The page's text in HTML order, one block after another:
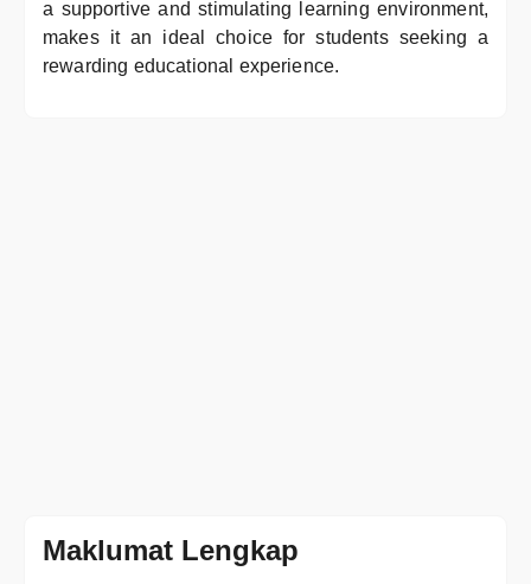
a supportive and stimulating learning environment,
makes it an ideal choice for students seeking a
rewarding educational experience.
Maklumat Lengkap